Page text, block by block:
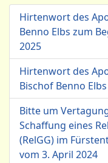
Hirtenwort des
Benno Elbs zum
2025
Hirtenwort des
Bischof Benno
Bitte um
Schaffung eines
(RelGG) im
vom 3. April 2024